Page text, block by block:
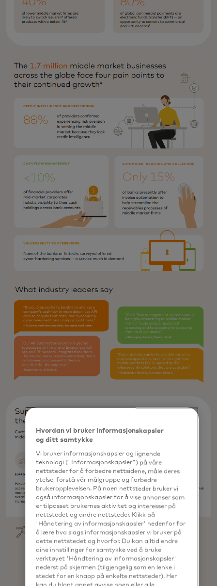
Hvordan vi bruker informasjonskapsler
og ditt samtykke
Vi bruker informasjonskapsler og lignende
teknologi ("Informasjonskapsler") på våre
nettsteder for å forbedre nettsidene, måle deres
ytelse, forstå vår målgruppe og forbedre
brukeropplevelsen. På noen nettsteder bruker vi
også informasjonskapsler for å vise annonser som
er tilpasset brukernes aktivitet og interesser på
nettstedet og andre nettsteder. Klikk på
'Håndtering av informasjonskapsler' nedenfor for
å lære hva slags informasjonskapsler vi bruker på
dette nettstedet og hvorfor. Du kan alltid endre
dine innstillinger for samtykke ved å bruke
verktøyet 'Håndtering av informasjonskapsler'
nederst på skjermen (tilgjengelig som en lenke i
stedet for en knapp på enkelte nettsteder). Her